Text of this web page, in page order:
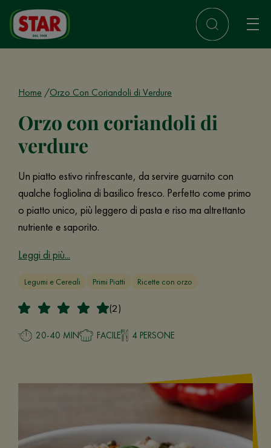
Home Orzo Con Coriandoli di Verdure
Orzo con coriandoli di
verdure
Un piatto estivo rinfrescante, da servire guarnito con
qualche fogliolina di basilico fresco. Perfetto come primo
o piatto unico, più leggero di pasta e riso ma altrettanto
nutriente e saporito.
Leggi di più...
Legumi e Cereali Primi Piatti Ricette con orzo
(2)
20-40 MIN FACILE 4 PERSONE